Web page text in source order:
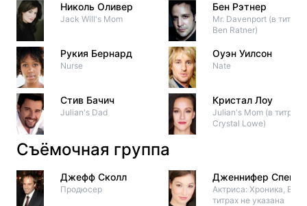
Николь Оливер
Jack Will's Mom
Рукия Бернард
Nurse
Стив Бачич
Julian's Dad
Бен Рэтнер
Mr. Davenport (в титрах:
Ben Ratner)
Оуэн Уилсон
Nate
Кристал Лоу
Julian's Mom (в титрах:
Crystal Lowe)
Съёмочная группа
Джефф Сколл
Продюсер
Дженнифер Спенс
Актриса: Хроника, В
титрах не указана